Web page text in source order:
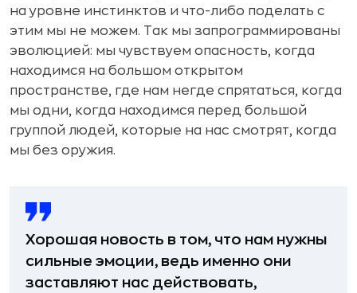
на уровне инстинктов и что-либо поделать с
этим мы не можем. Так мы запрограммированы
эволюцией: мы чувствуем опасность, когда
находимся на большом открытом
пространстве, где нам негде спрятаться, когда
мы одни, когда находимся перед большой
группой людей, которые на нас смотрят, когда
мы без оружия.
Хорошая новость в том, что нам нужны
сильные эмоции, ведь именно они
заставляют нас действовать,